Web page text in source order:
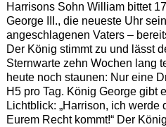
Harrisons Sohn William bittet
George III., die neueste Uhr
angeschlagenen Vaters –
Der König stimmt zu und lässt
Sternwarte zehn Wochen lang
heute noch staunen: Nur eine
H5 pro Tag. König George gibt
Lichtblick: „Harrison, ich werde
Eurem Recht kommt!“ Der